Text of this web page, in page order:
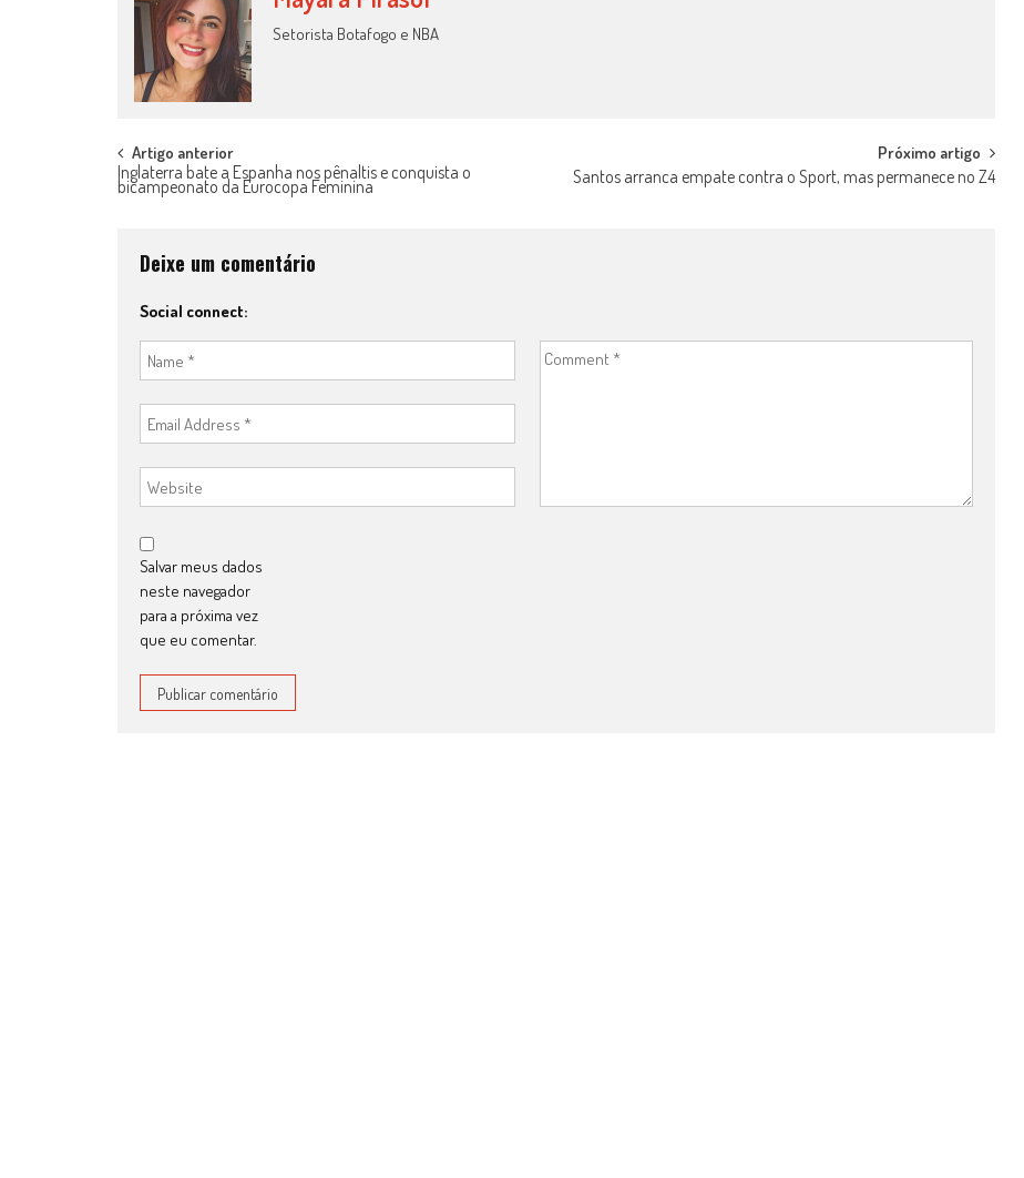
Setorista Botafogo e NBA
Post
navigation
Artigo anterior
Inglaterra bate a Espanha nos pênaltis e conquista o
bicampeonato da Eurocopa Feminina
Próximo artigo
Santos arranca empate contra o Sport, mas permanece no Z4
Deixe um comentário
Social connect:
Salvar meus dados
neste navegador
para a próxima vez
que eu comentar.